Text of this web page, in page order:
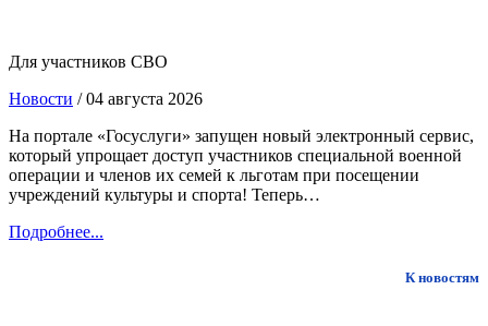
Для участников СВО
Новости / 04 августа 2026
На портале «Госуслуги» запущен новый электронный сервис,
который упрощает доступ участников специальной военной
операции и членов их семей к льготам при посещении
учреждений культуры и спорта! Теперь…
Подробнее...
К новостям